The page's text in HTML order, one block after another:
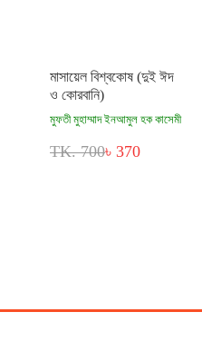
মাসায়েল বিশ্বকোষ (দুই ঈদ
ও কোরবানি)
মুফতী মুহাম্মাদ ইনআমুল হক কাসেমী
TK. 700৳ 370